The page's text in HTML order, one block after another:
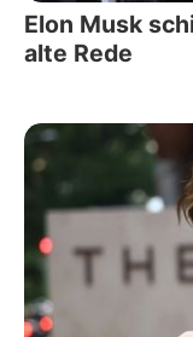
Elon Musk
alte Rede